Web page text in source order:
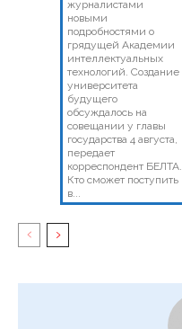
журналистами
новыми
подробностями о
грядущей Академии
интеллектуальных
технологий. Создание
университета
будущего
обсуждалось на
совещании у главы
государства 4 августа,
передает
корреспондент БЕЛТА.
Кто сможет поступить
в...